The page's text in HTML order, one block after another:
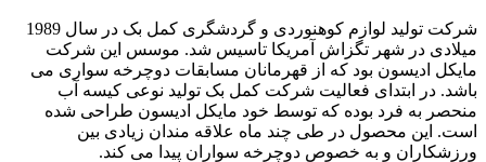
شرکت تولید لوازم کوهنوردی و گردشگری کمل بک در سال 1989
میلادی در شهر تگزاش آمریکا تاسیس شد. موسس این شرکت
مایکل ادیسون بود که از قهرمانان مسابقات دوچرخه سواری می
باشد. در ابتدای فعالیت شرکت کمل بک تولید نوعی کیسه آب
منحصر به فرد بوده که توسط خود مایکل ادیسون طراحی شده
است. این محصول در طی چند ماه علاقه مندان زیادی بین
ورزشکاران و به خصوص دوچرخه سواران پیدا می کند.